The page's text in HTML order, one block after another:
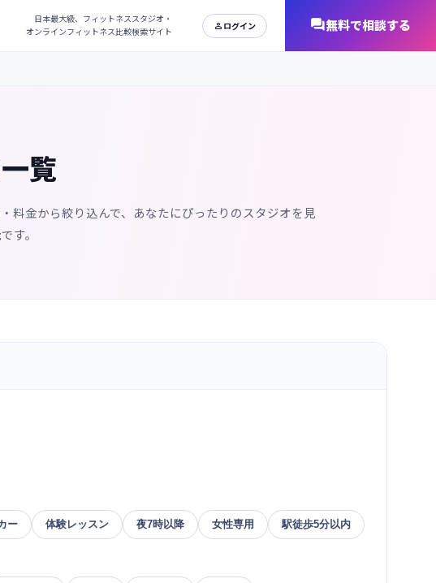
日本最大級、フィットネススタジオ・
オンラインフィットネス比較検索サイト
覧
料金から絞り込んで、あなたにぴったりのスタジオを見
す。
ー 体験レッスン 夜7時以降 女性専用 駅徒歩5分以内